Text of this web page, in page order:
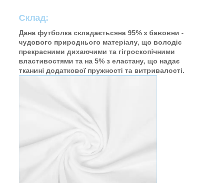
Склад:
Дана футболка складаєтьсяна 95% з бавовни -
чудового природнього матеріалу, що володіє
прекрасними дихаючими та гігроскопічними
властивостями та на 5% з еластану, що надає
тканині додаткової пружності та витривалості.